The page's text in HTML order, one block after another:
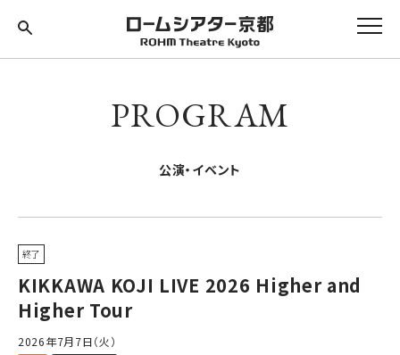
PROGRAM
公演・イベント
終了
KIKKAWA KOJI LIVE 2026 Higher and
Higher Tour
2026年7月7日（火）